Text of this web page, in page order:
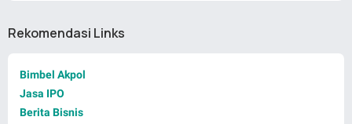
Rekomendasi Links
Bimbel Akpol
Jasa IPO
Berita Bisnis